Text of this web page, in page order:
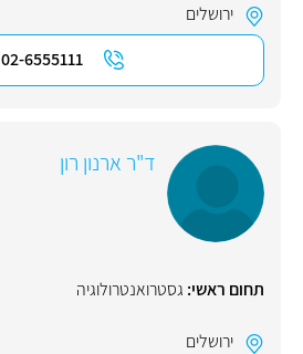
ירושלים
02-6555111
ד"ר ארנון רון
תחום ראשי: גסטרואנטרולוגיה
ירושלים